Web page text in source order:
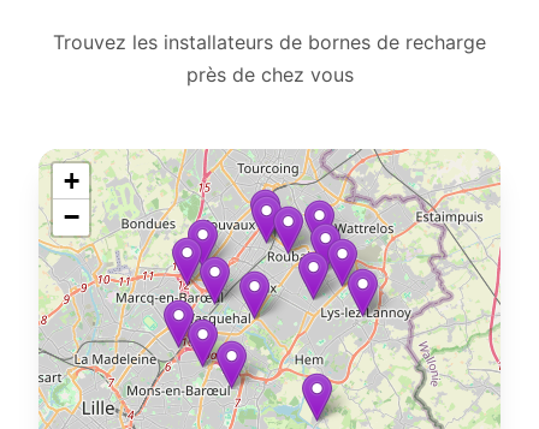
Trouvez les installateurs de bornes de recharge
près de chez vous
+
−